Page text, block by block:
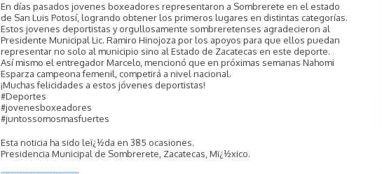
En días pasados jovenes boxeadores representaron a Sombrerete en el estado
de San Luis Potosí, logrando obtener los primeros lugares en distintas categorías.
Estos jovenes deportistas y orgullosamente sombreretenses agradecieron al
Presidente Municipal Lic. Ramiro Hinojoza por los apoyos para que ellos puedan
representar no solo al municipio sino al Estado de Zacatecas en este deporte.
Así mismo el entregador Marcelo, mencionó que en próximas semanas Nahomi
Esparza campeona femenil, competirá a nivel nacional.
¡Muchas felicidades a estos jóvenes deportistas!
#Deportes
#jovenesboxeadores
#juntossomosmasfuertes
Esta noticia ha sido leï¿½da en 385 ocasiones.
Presidencia Municipal de Sombrerete, Zacatecas, Mï¿½xico.